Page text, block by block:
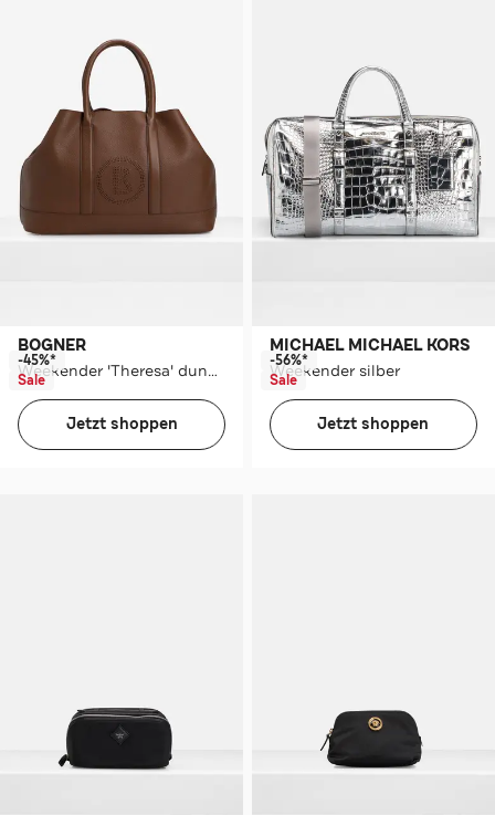
BOGNER
Weekender 'Theresa' dunkelbraun
-45%*
Sale
Jetzt shoppen
MICHAEL MICHAEL KORS
Weekender silber
-56%*
Sale
Jetzt shoppen